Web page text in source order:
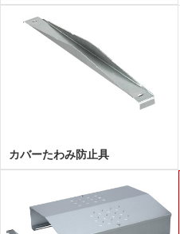
カバーたわみ防止具